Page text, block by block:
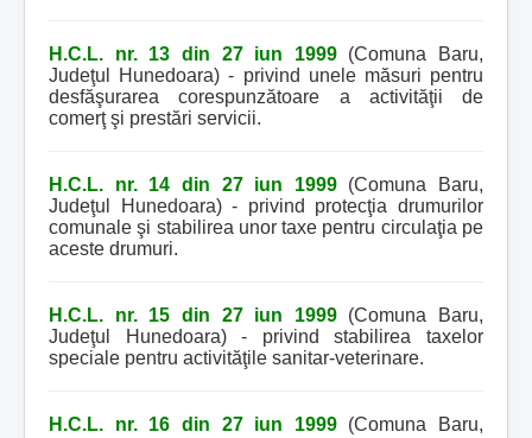
H.C.L. nr. 13 din 27 iun 1999(Comuna Baru,
Judeţul Hunedoara) - privind unele măsuri pentru
desfăşurarea corespunzătoare a activităţii de
comerţ şi prestări servicii.
H.C.L. nr. 14 din 27 iun 1999(Comuna Baru,
Judeţul Hunedoara) - privind protecţia drumurilor
comunale şi stabilirea unor taxe pentru circulaţia pe
aceste drumuri.
H.C.L. nr. 15 din 27 iun 1999(Comuna Baru,
Judeţul Hunedoara) - privind stabilirea taxelor
speciale pentru activităţile sanitar-veterinare.
H.C.L. nr. 16 din 27 iun 1999(Comuna Baru,